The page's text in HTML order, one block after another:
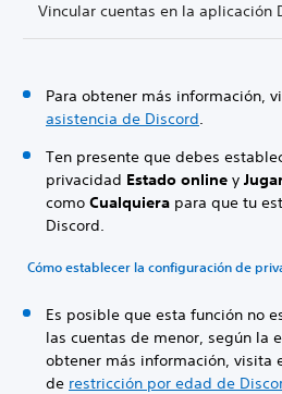
Vincular cuentas en la aplicación
Para obtener más información,
asistencia de Discord.
Ten presente que debes
privacidad Estado online y
como Cualquiera para que tu
Discord.
Cómo establecer la configuración de
Es posible que esta función no
las cuentas de menor, según la
obtener más información, visita
de restricción por edad de